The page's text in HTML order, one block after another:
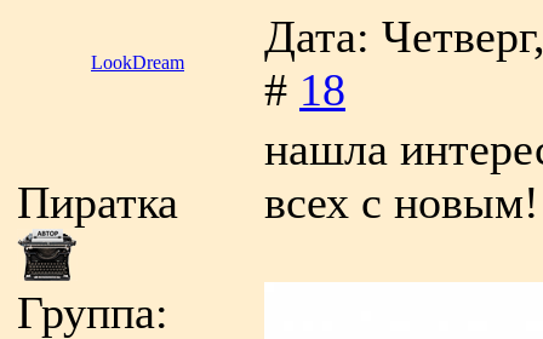
LookDream
Дата:
# 18
Пиратка
Группа:
нашла
всех с новым!